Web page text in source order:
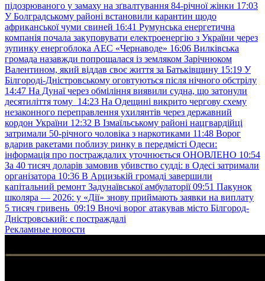
підозрюваного у замаху на зґвалтування 84-річної жінки 17:03
У Болградському районі встановили карантин щодо
африканської чуми свиней 16:41 Румунська енергетична
компанія почала закуповувати електроенергію з України через
зупинку енергоблока АЕС «Чернаводе» 16:06 Вилківська
громада назавжди попрощалася із земляком Зарічнюком
Валентином, який віддав своє життя за Батьківщину 15:19 У
Білгороді-Дністровському оговтуються після нічного обстрілу
14:47 На Дунаї через обміління виявили судна, що затонули
десятиліття тому 14:23 На Одещині викрито чергову схему
незаконного переправлення ухилянтів через державний
кордон України 12:32 В Ізмаїльському районі нацгвардійці
затримали 50-річного чоловіка з наркотиками 11:48 Ворог
вдарив ракетами поблизу ринку в передмісті Одеси:
інформація про постраждалих уточнюється ОНОВЛЕНО 10:54
За 40 тисяч доларів замовив убивство судді: в Одесі затримали
організатора 10:36 В Арцизькій громаді завершили
капітальний ремонт Задунаївської амбулаторії 09:51 Пакунок
школяра — 2026: у «Дії» знову приймають заявки на виплату
5 тисяч гривень 09:19 Вночі ворог атакував місто Білгород-
Дністровський: є постраждалі
Рекламные новости